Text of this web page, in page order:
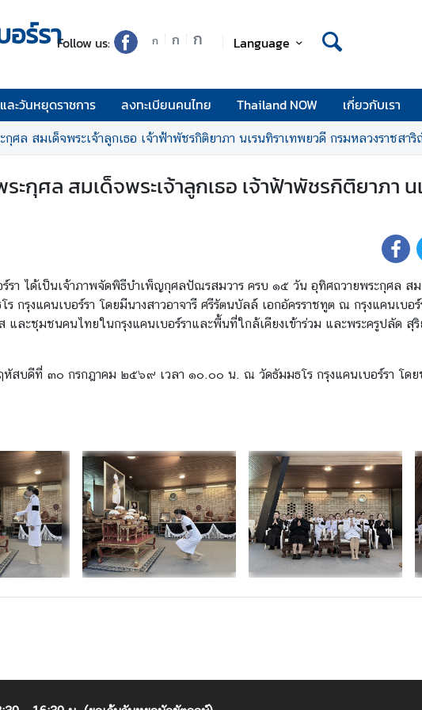
ร์ราFollow us: ก ก ก Language
ะวันหยุดราชการ ลงทะเบียนคนไทย Thailand NOW เกี่ยวกับเรา
สมเด็จพระเจ้าลูกเธอ เจ้าฟ้าพัชรกิติยาภา นเรนทิราเทพยวดี กรมหลวงราชสา
ศล สมเด็จพระเจ้าลูกเธอ เจ้าฟ้าพัชรกิติยาภา น
ได้เป็นเจ้าภาพจัดพิธีบำเพ็ญกุศลปัณรสมวาร ครบ ๑๕ วัน อุทิศถวายพระกุศล สม
รุงแคนเบอร์รา โดยมีนางสาวอาจารี ศรีรัตนบัลล์ เอกอัครราชทูต ณ กรุงแคนเบอร์
ละชุมชนคนไทยในกรุงแคนเบอร์ราและพื้นที่ใกล้เคียงเข้าร่วม และพระครูปลัด สุ
บดีที่ ๓๐ กรกฎาคม ๒๕๖๙ เวลา ๑๐.๐๐ น. ณ วัดธัมมธโร กรุงแคนเบอร์รา โดย